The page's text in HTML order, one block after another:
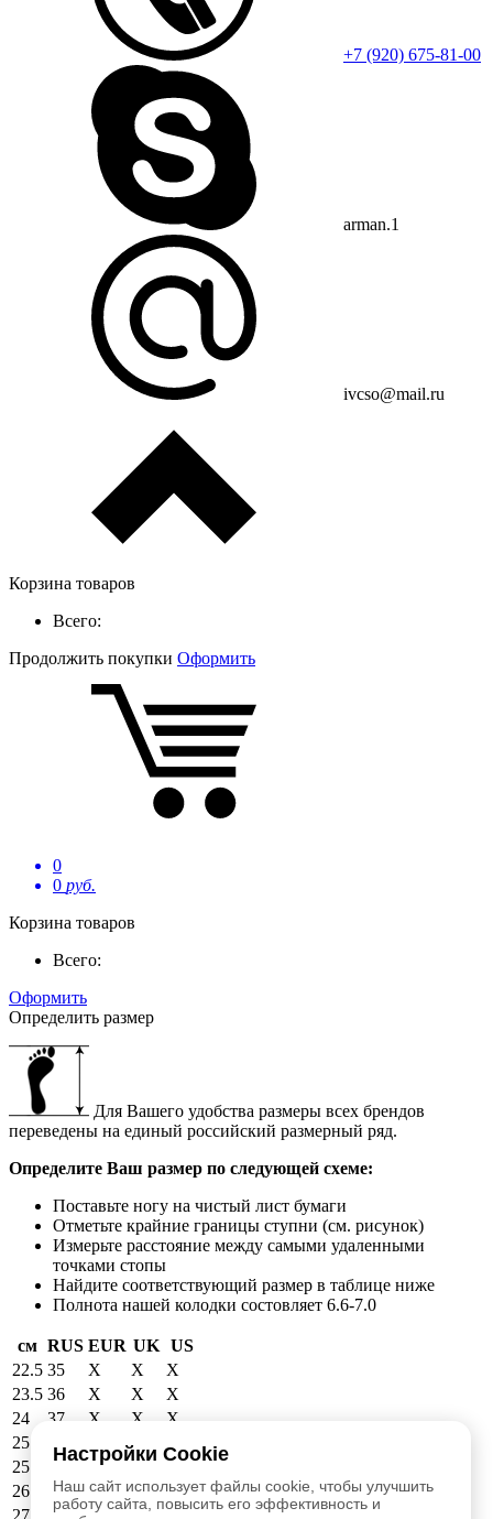
Настройки Cookie
Наш сайт использует файлы cookie, чтобы улучшить
работу сайта, повысить его эффективность и
+7 (920) 675-81-00
arman.1
ivcso@mail.ru
Корзина товаров
Всего:
Продолжить покупки Оформить
0
0 руб.
Корзина товаров
Всего:
Оформить
Определить размер
Для Вашего удобства размеры всех брендов
переведены на единый российский размерный ряд.
Определите Ваш размер по следующей схеме:
Поставьте ногу на чистый лист бумаги
Отметьте крайние границы ступни (см. рисунок)
Измерьте расстояние между самыми удаленными
точками стопы
Найдите соответствующий размер в таблице ниже
Полнота нашей колодки состовляет 6.6-7.0
см RUS EUR UK US
22.5 35 X X
X
23.5 36 X X
X
24
37 X X
X
25
6
25.5
39 40 6.5
7
26.5
40 41 7.5
8